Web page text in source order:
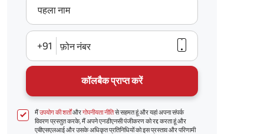
पहला नाम
+91 फ़ोन नंबर
कॉलबैक प्राप्त करें
मैंउपयोग की शर्तोंऔरगोपनीयता नीतिसे सहमत हूं और यहां अपना संपर्क
विवरण प्रस्तुत करके, मैं अपने एनडीएनसी पंजीकरण को रद्द करता हूं और
एबीएसएलआई और उसके अधिकृत प्रतिनिधियों को इस प्रस्ताव और परिणामी